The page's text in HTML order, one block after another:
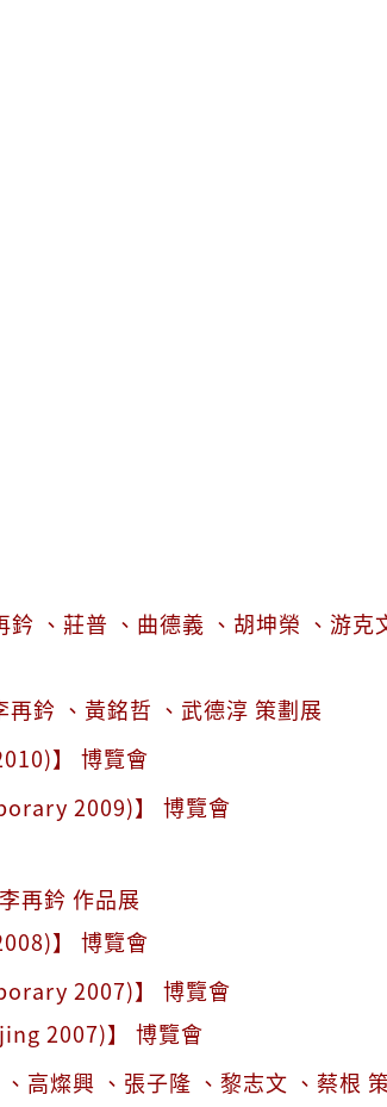
、莊普 、曲德義 、胡坤榮 、游克
鈐 、黃銘哲 、武德淳 策劃展
】 博覽會
2009)】 博覽會
再鈐 作品展
】 博覽會
2007)】 博覽會
2007)】 博覽會
高燦興 、張子隆 、黎志文 、蔡根